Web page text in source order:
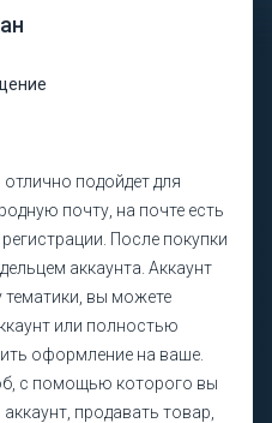
подойдет для
почту, на почте есть
После покупки
аккаунта. Аккаунт
тематики, вы можете
или полностью
оформление на ваше.
с помощью которого вы
продавать товар,